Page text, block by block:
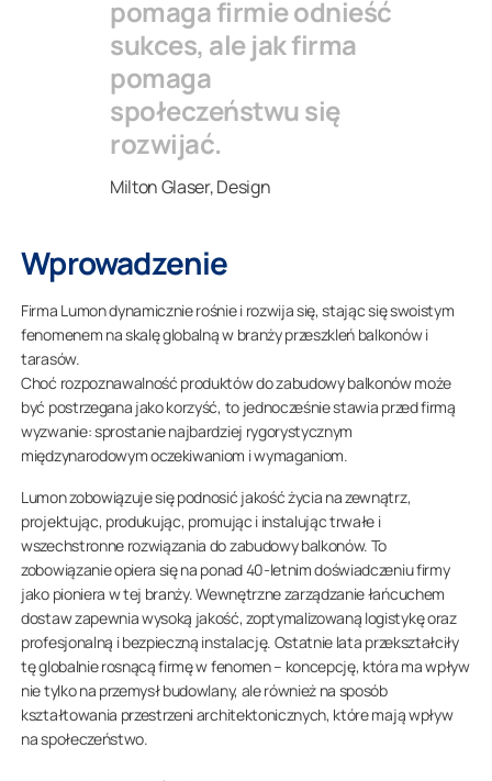
pomaga firmie odnieść
sukces, ale jak firma
pomaga
społeczeństwu się
rozwijać.
Milton Glaser, Design
Wprowadzenie
Firma Lumon dynamicznie rośnie i rozwija się, stając się swoistym
fenomenem na skalę globalną w branży przeszkleń balkonów i
tarasów.
Choć rozpoznawalność produktów do zabudowy balkonów może
być postrzegana jako korzyść, to jednocześnie stawia przed firmą
wyzwanie: sprostanie najbardziej rygorystycznym
międzynarodowym oczekiwaniom i wymaganiom.
Lumon zobowiązuje się podnosić jakość życia na zewnątrz,
projektując, produkując, promując i instalując trwałe i
wszechstronne rozwiązania do zabudowy balkonów. To
zobowiązanie opiera się na ponad 40-letnim doświadczeniu firmy
jako pioniera w tej branży. Wewnętrzne zarządzanie łańcuchem
dostaw zapewnia wysoką jakość, zoptymalizowaną logistykę oraz
profesjonalną i bezpieczną instalację. Ostatnie lata przekształciły
tę globalnie rosnącą firmę w fenomen – koncepcję, która ma wpływ
nie tylko na przemysł budowlany, ale również na sposób
kształtowania przestrzeni architektonicznych, które mają wpływ
na społeczeństwo.